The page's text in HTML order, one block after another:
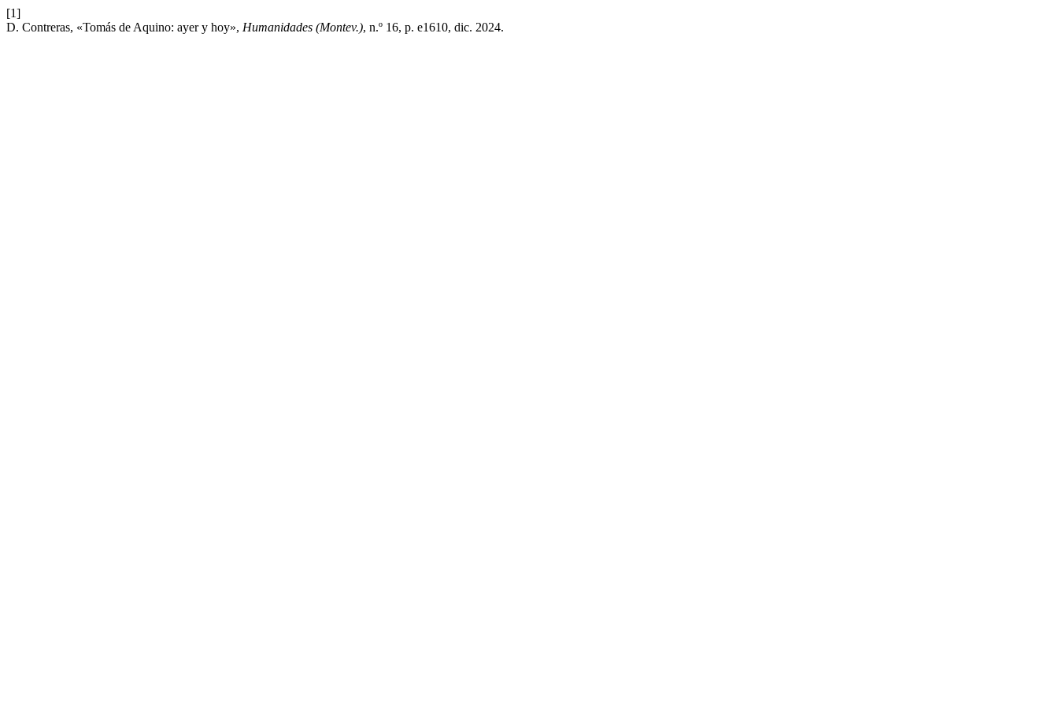
[1]
D. Contreras, «Tomás de Aquino: ayer y hoy», Humanidades (Montev.), n.º 16, p. e1610, dic. 2024.